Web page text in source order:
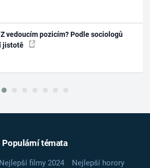
vedoucím pozicím? Podle sociologů
jistotě
Populární témata
Nejlepší filmy 2024
Nejlepší horory